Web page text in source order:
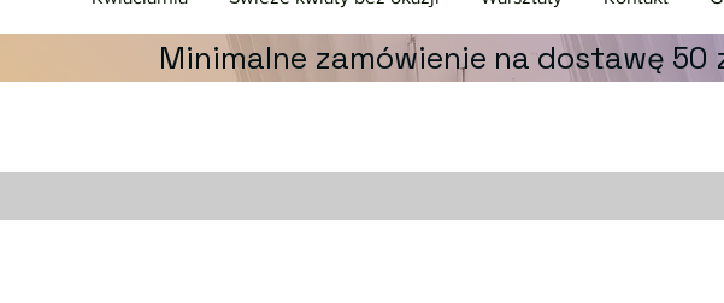
Minimalne zamówienie na dostawę 50